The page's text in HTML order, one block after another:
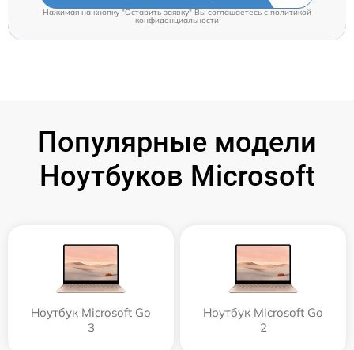
Нажимая на кнопку "Оставить заявку" Вы соглашаетесь cполитикой
конфиденциальности
Популярные модели
Ноутбуков Microsoft
Ноутбук Microsoft Go
3
Ноутбук Microsoft Go
2